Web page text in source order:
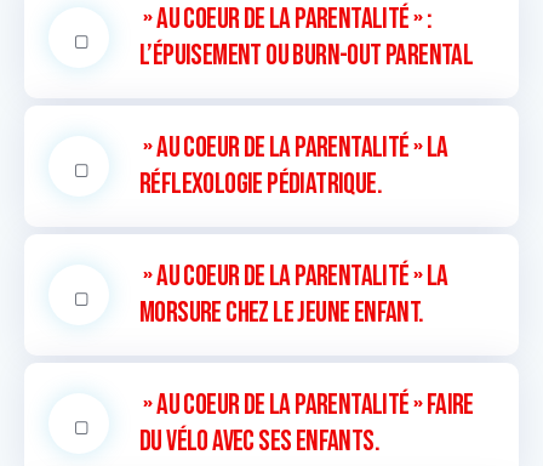
» Au coeur de la parentalité » :
L’épuisement ou burn-out parental
» Au coeur de la parentalité » La
réflexologie pédiatrique.
» Au coeur de la parentalité » La
morsure chez le jeune enfant.
» Au coeur de la parentalité » Faire
du vélo avec ses enfants.